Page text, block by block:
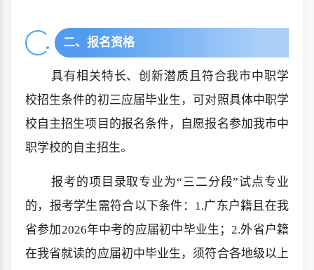
二、报名资格
具有相关特长、创新潜质且符合我市中职学
校招生条件的初三应届毕业生，可对照具体中职学
校自主招生项目的报名条件，自愿报名参加我市中
职学校的自主招生。
报考的项目录取专业为“三二分段”试点专业
的，报考学生需符合以下条件：1.广东户籍且在我
省参加2026年中考的应届初中毕业生；2.外省户籍
在我省就读的应届初中毕业生，须符合各地级以上